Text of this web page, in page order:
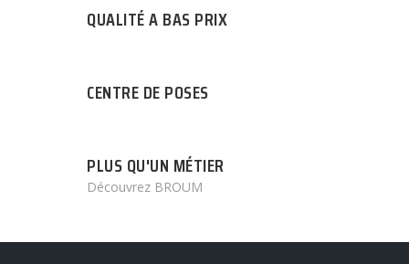
QUALITÉ A BAS PRIX
CENTRE DE POSES
PLUS QU'UN MÉTIER
Découvrez BROUM